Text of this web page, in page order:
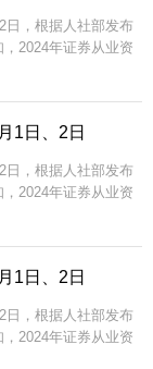
日，根据人社部发布
2024年证券从业资
基础知...
1日、2日
日，根据人社部发布
2024年证券从业资
基础知...
1日、2日
日，根据人社部发布
2024年证券从业资
基础知...